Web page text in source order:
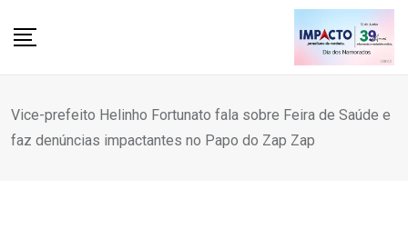
Vice-prefeito Helinho Fortunato fala sobre Feira de Saúde e
faz denúncias impactantes no Papo do Zap Zap